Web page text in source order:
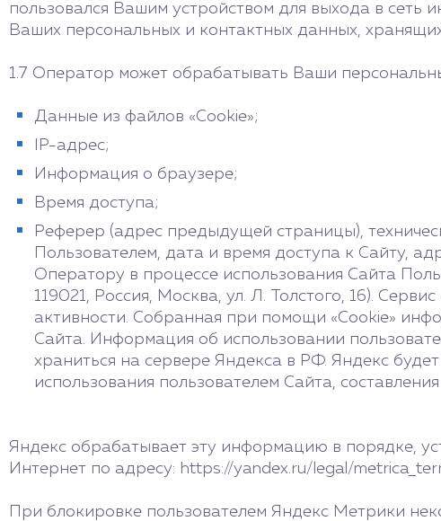
пользовался Вашим устройством для выхода в сеть
Ваших персональных и контактных данных,
1.7 Оператор может обрабатывать Ваши
Данные из файлов «Cookie»;
IP-адрес;
Информация о браузере;
Время доступа;
Реферер (адрес предыдущей страницы),
Пользователем, дата и время доступа к Сайту,
Оператору в процессе использования Сайта
119021, Россия, Москва, ул. Л. Толстого, 16).
активности. Собранная при помощи «Cookie»
Сайта. Информация об использовании
храниться на сервере Яндекса в РФ. Яндекс
использования пользователем Сайта,
Яндекс обрабатывает эту информацию в порядке,
Интернет по адресу: https://yandex.ru/legal/
При блокировке пользователем Яндекс Метрики